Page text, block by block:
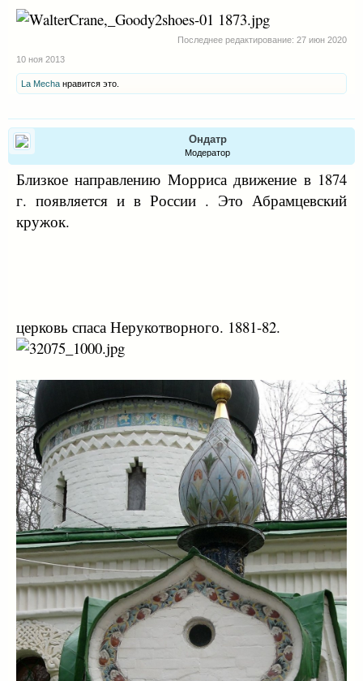
Последнее редактирование: 27 июн 2020
10 ноя 2013
La Mecha нравится это.
Ондатр
Модератор
Близкое направлению Морриса движение в 1874
г. появляется и в России . Это Абрамцевский
кружок.
церковь спаса Нерукотворного. 1881-82.